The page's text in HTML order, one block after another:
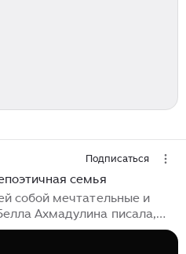
Подписаться
семья
собой мечтательные и
Ахмадулина писала,
— потому что сама всегда